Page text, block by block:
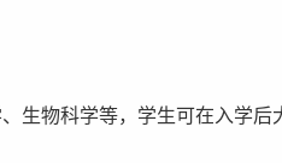
物科学等，学生可在入学后